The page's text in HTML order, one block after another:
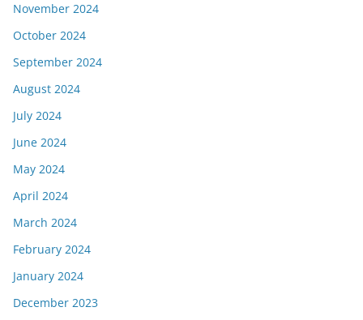
November 2024
October 2024
September 2024
August 2024
July 2024
June 2024
May 2024
April 2024
March 2024
February 2024
January 2024
December 2023